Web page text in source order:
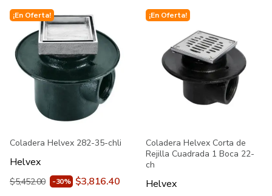
¡En Oferta!
Coladera Helvex 282-35-chli
Helvex
$5,452.00 -30% $3,816.40
¡En Oferta!
Coladera Helvex Corta de
Rejilla Cuadrada 1 Boca 22-
ch
Helvex